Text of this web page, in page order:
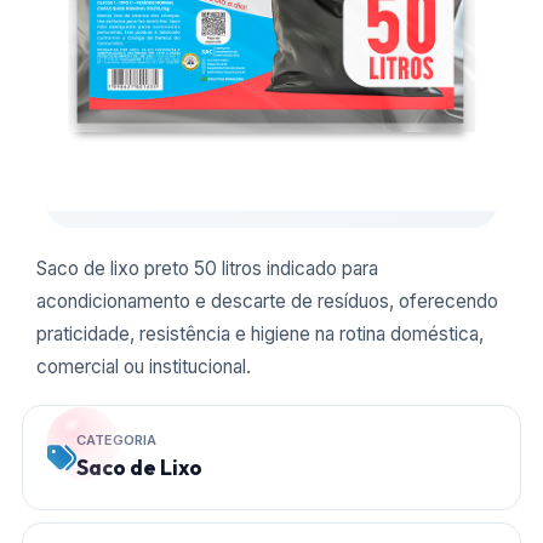
Saco de lixo preto 50 litros indicado para
acondicionamento e descarte de resíduos, oferecendo
praticidade, resistência e higiene na rotina doméstica,
comercial ou institucional.
CATEGORIA
Saco de Lixo